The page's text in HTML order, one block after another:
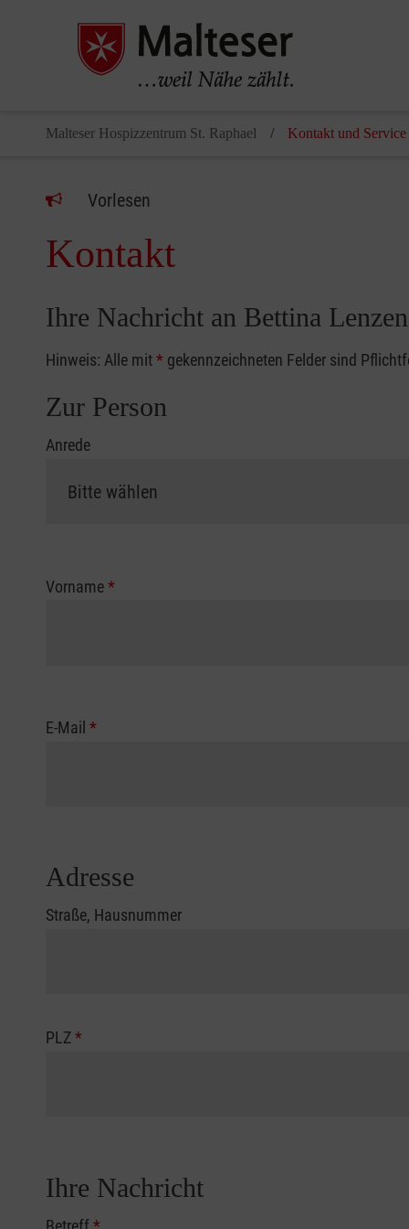
Malteser Hospizzentrum St. Raphael Kontakt und Service
Vorlesen
Kontakt
Ihre Nachricht an Bettina Lenzen
Hinweis: Alle mit* gekennzeichneten Felder sind
Zur Person
Anrede
Vorname*
E-Mail *
Adresse
Straße, Hausnummer
PLZ*
Ihre Nachricht